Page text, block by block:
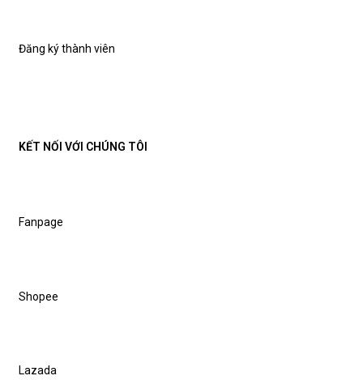
Đăng ký thành viên
KẾT NỐI VỚI CHÚNG TÔI
Fanpage
Shopee
Lazada